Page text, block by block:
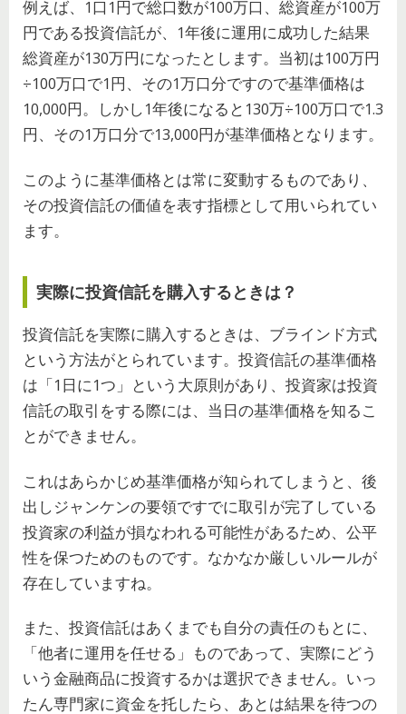
例えば、1口1円で総口数が100万口、総資産が100万
円である投資信託が、1年後に運用に成功した結果
総資産が130万円になったとします。当初は100万円
÷100万口で1円、その1万口分ですので基準価格は
10,000円。しかし1年後になると130万÷100万口で1.3
円、その1万口分で13,000円が基準価格となります。
このように基準価格とは常に変動するものであり、
その投資信託の価値を表す指標として用いられてい
ます。
実際に投資信託を購入するときは？
投資信託を実際に購入するときは、ブラインド方式
という方法がとられています。投資信託の基準価格
は「1日に1つ」という大原則があり、投資家は投資
信託の取引をする際には、当日の基準価格を知るこ
とができません。
これはあらかじめ基準価格が知られてしまうと、後
出しジャンケンの要領ですでに取引が完了している
投資家の利益が損なわれる可能性があるため、公平
性を保つためのものです。なかなか厳しいルールが
存在していますね。
また、投資信託はあくまでも自分の責任のもとに、
「他者に運用を任せる」ものであって、実際にどう
いう金融商品に投資するかは選択できません。いっ
たん専門家に資金を托したら、あとは結果を待つの